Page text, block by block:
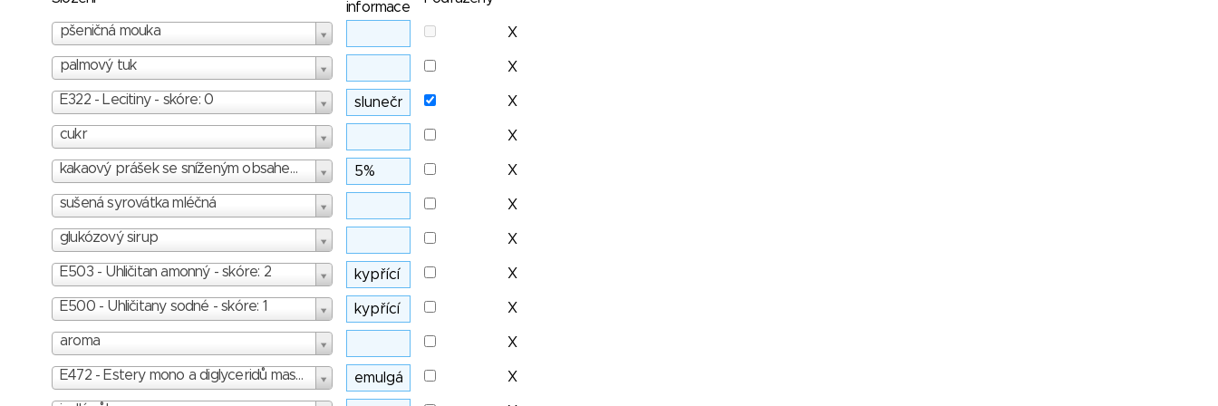
informace
pšeničná mouka X
palmový tuk X
E322 - Lecitiny - skóre: 0 X
cukr X
kakaový prášek se sníženým obsahem tuku X
sušená syrovátka mléčná X
glukózový sirup X
E503 - Uhličitan amonný - skóre: 2 X
E500 - Uhličitany sodné - skóre: 1 X
aroma X
E472 - Estery mono a diglyceridů mastných kyselin a, b, c, d, e, f - skóre: 1 X